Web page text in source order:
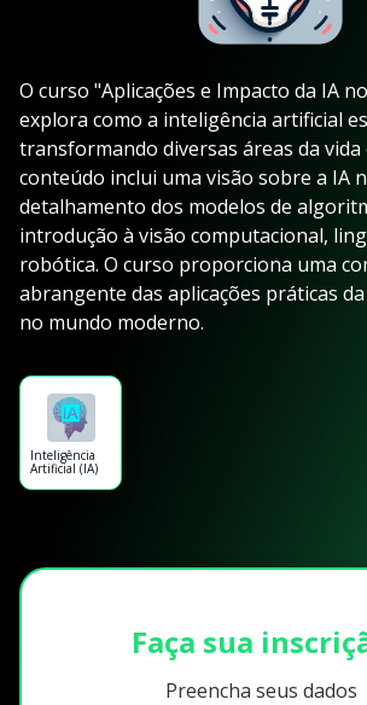
O curso "Aplicações e Impacto da IA
explora como a inteligência artificial
transformando diversas áreas da vida
conteúdo inclui uma visão sobre a IA
detalhamento dos modelos de
introdução à visão computacional,
robótica. O curso proporciona uma
abrangente das aplicações práticas
no mundo moderno.
Inteligência
Artificial (IA)
Faça sua
Preencha seus dados